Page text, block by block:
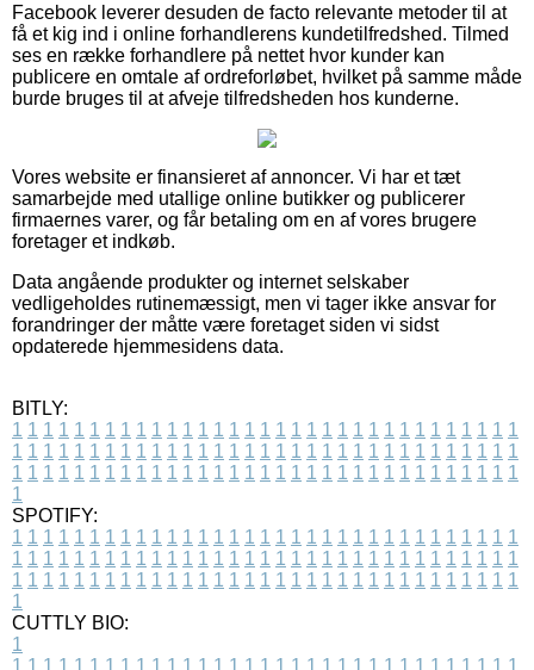
Facebook leverer desuden de facto relevante metoder til at
få et kig ind i online forhandlerens kundetilfredshed. Tilmed
ses en række forhandlere på nettet hvor kunder kan
publicere en omtale af ordreforløbet, hvilket på samme måde
burde bruges til at afveje tilfredsheden hos kunderne.
Vores website er finansieret af annoncer. Vi har et tæt
samarbejde med utallige online butikker og publicerer
firmaernes varer, og får betaling om en af vores brugere
foretager et indkøb.
Data angående produkter og internet selskaber
vedligeholdes rutinemæssigt, men vi tager ikke ansvar for
forandringer der måtte være foretaget siden vi sidst
opdaterede hjemmesidens data.
BITLY:
1 1 1 1 1 1 1 1 1 1 1 1 1 1 1 1 1 1 1 1 1 1 1 1 1 1 1 1 1 1 1 1 1
1 1 1 1 1 1 1 1 1 1 1 1 1 1 1 1 1 1 1 1 1 1 1 1 1 1 1 1 1 1 1 1 1
1 1 1 1 1 1 1 1 1 1 1 1 1 1 1 1 1 1 1 1 1 1 1 1 1 1 1 1 1 1 1 1 1
1
SPOTIFY:
1 1 1 1 1 1 1 1 1 1 1 1 1 1 1 1 1 1 1 1 1 1 1 1 1 1 1 1 1 1 1 1 1
1 1 1 1 1 1 1 1 1 1 1 1 1 1 1 1 1 1 1 1 1 1 1 1 1 1 1 1 1 1 1 1 1
1 1 1 1 1 1 1 1 1 1 1 1 1 1 1 1 1 1 1 1 1 1 1 1 1 1 1 1 1 1 1 1 1
1
CUTTLY BIO:
1
1 1 1 1 1 1 1 1 1 1 1 1 1 1 1 1 1 1 1 1 1 1 1 1 1 1 1 1 1 1 1 1 1